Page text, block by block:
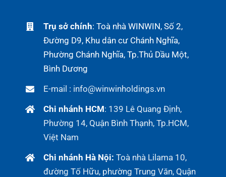
Trụ sở chính: Toà nhà WINWIN, Số 2,
Đường D9, Khu dân cư Chánh Nghĩa,
Phường Chánh Nghĩa, Tp.Thủ Dầu Một,
Bình Dương
E-mail : info@winwinholdings.vn
Chi nhánh HCM: 139 Lê Quang Định,
Phường 14, Quận Bình Thạnh, Tp.HCM,
Việt Nam
Chi nhánh Hà Nội: Toà nhà Lilama 10,
đường Tố Hữu, phường Trung Văn, Quận